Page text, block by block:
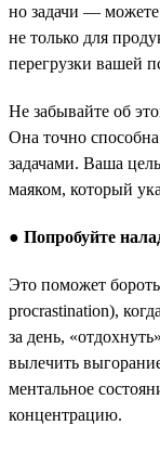
но задачи —
не только для
перегрузки вашей
Не забывайте об
Она точно
задачами. Ваша
маяком, который
● Попробуйте
Это поможет
procrastination),
за день,
вылечить
ментальное
концентрацию.